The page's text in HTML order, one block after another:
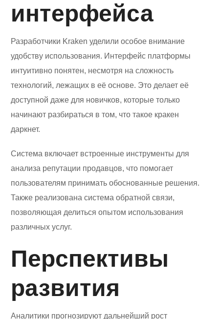
интерфейса
Разработчики Kraken уделили особое внимание
удобству использования. Интерфейс платформы
интуитивно понятен, несмотря на сложность
технологий, лежащих в её основе. Это делает её
доступной даже для новичков, которые только
начинают разбираться в том, что такое кракен
даркнет.
Система включает встроенные инструменты для
анализа репутации продавцов, что помогает
пользователям принимать обоснованные решения.
Также реализована система обратной связи,
позволяющая делиться опытом использования
различных услуг.
Перспективы
развития
Аналитики прогнозируют дальнейший рост